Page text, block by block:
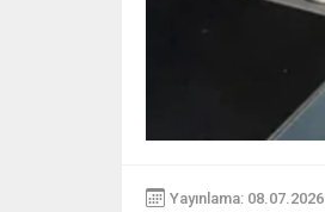
Yayınlama: 08.07.2026